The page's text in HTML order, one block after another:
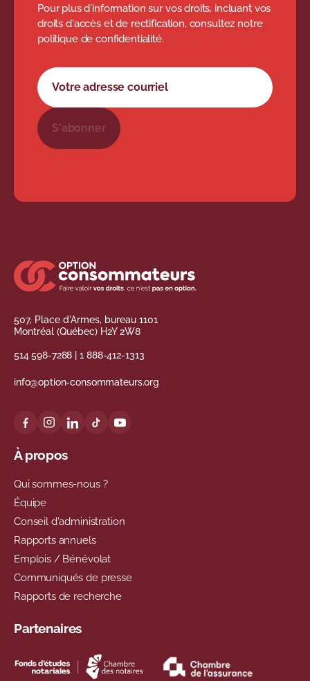
Pour plus d'information sur vos droits, incluant vos
droits d'accès et de rectification, consultez notre
politique de confidentialité.
Formulaire d'abonnement à l'infolettre
Votre adresse courriel
S'abonner
507, Place d'Armes, bureau 1101
Montréal (Québec) H2Y 2W8
514 598-7288 |1 888-412-1313
info@option-consommateurs.org
À propos
Qui sommes-nous ?
Équipe
Conseil d'administration
Rapports annuels
Emplois / Bénévolat
Communiqués de presse
Rapports de recherche
Partenaires